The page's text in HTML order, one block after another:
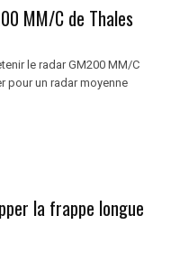
MM/C de Thales
le radar GM200 MM/C
pour un radar moyenne
la frappe longue